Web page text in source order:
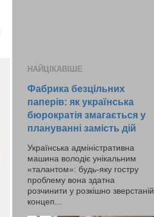
НАЙЦІКАВІШЕ
Фабрика безцільних
паперів: як українська
бюрократія змагається у
плануванні замість дій
Українська адміністративна
машина володіє унікальним
«талантом»: будь-яку гостру
проблему вона здатна
розчинити у розкішно зверстаній
концеп...